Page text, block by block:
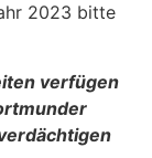
2023 bitte
verfügen